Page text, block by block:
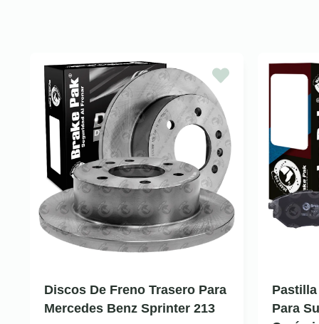
Discos De Freno Trasero Para
Mercedes Benz Sprinter 213
Para